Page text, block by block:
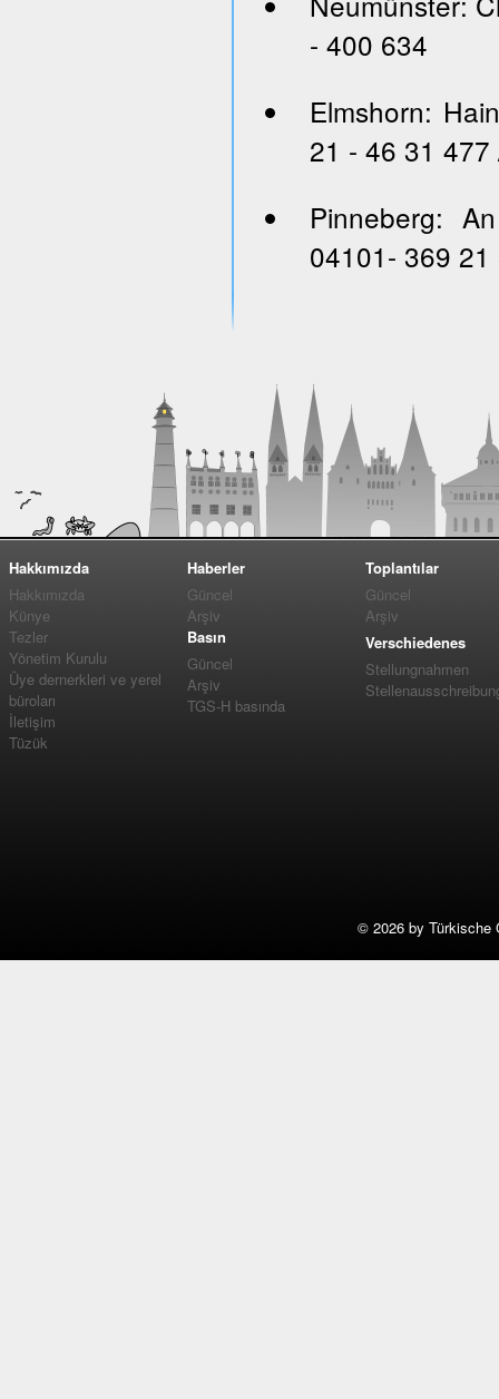
- 400 634
Elmshorn:
21 - 46 31 477
Pinneberg:
04101- 369 21
Hakkımızda
Hakkımızda
Künye
Tezler
Yönetim Kurulu
Üye dernerkleri ve yerel
büroları
İletişim
Tüzük
Haberler
Güncel
Arşiv
Basın
Güncel
Arşiv
TGS-H basında
Toplantılar
Güncel
Arşiv
Verschiedenes
Stellungnahmen
© 2026 by Türkische